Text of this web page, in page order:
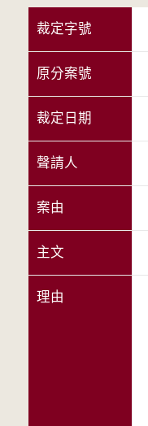
裁定字號
原分案號
裁定日期
聲請人
案由
主文
理由